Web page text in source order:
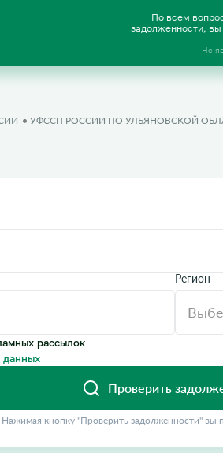
По всем
задолженности,
Не
УФССП РОССИИ ПО УЛЬЯНОВСКОЙ
Регион
рассылок
Проверить
Нажимая кнопку "Проверить задолженности" вы